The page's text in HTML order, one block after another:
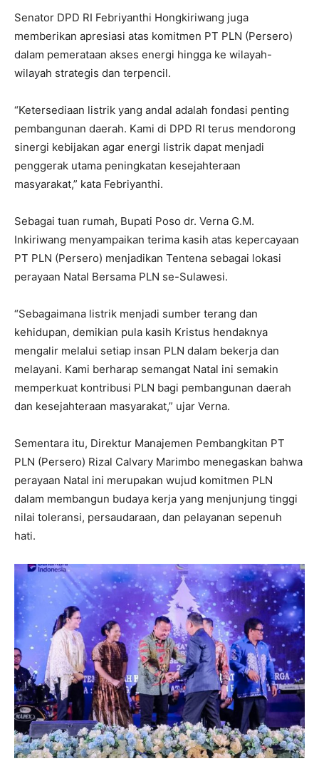
Senator DPD RI Febriyanthi Hongkiriwang juga
memberikan apresiasi atas komitmen PT PLN (Persero)
dalam pemerataan akses energi hingga ke wilayah-
wilayah strategis dan terpencil.
“Ketersediaan listrik yang andal adalah fondasi penting
pembangunan daerah. Kami di DPD RI terus mendorong
sinergi kebijakan agar energi listrik dapat menjadi
penggerak utama peningkatan kesejahteraan
masyarakat,” kata Febriyanthi.
Sebagai tuan rumah, Bupati Poso dr. Verna G.M.
Inkiriwang menyampaikan terima kasih atas kepercayaan
PT PLN (Persero) menjadikan Tentena sebagai lokasi
perayaan Natal Bersama PLN se-Sulawesi.
“Sebagaimana listrik menjadi sumber terang dan
kehidupan, demikian pula kasih Kristus hendaknya
mengalir melalui setiap insan PLN dalam bekerja dan
melayani. Kami berharap semangat Natal ini semakin
memperkuat kontribusi PLN bagi pembangunan daerah
dan kesejahteraan masyarakat,” ujar Verna.
Sementara itu, Direktur Manajemen Pembangkitan PT
PLN (Persero) Rizal Calvary Marimbo menegaskan bahwa
perayaan Natal ini merupakan wujud komitmen PLN
dalam membangun budaya kerja yang menjunjung tinggi
nilai toleransi, persaudaraan, dan pelayanan sepenuh
hati.